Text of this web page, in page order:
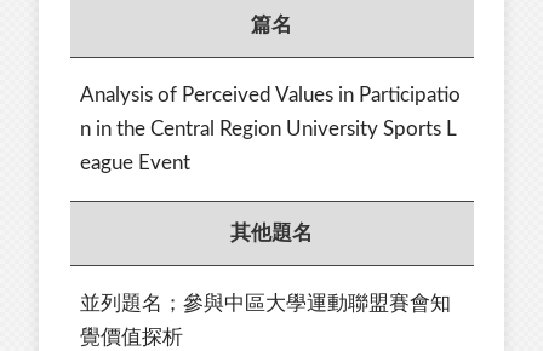
篇名
Analysis of Perceived Values in Participatio
n in the Central Region University Sports L
eague Event
其他題名
並列題名；參與中區大學運動聯盟賽會知
覺價值探析